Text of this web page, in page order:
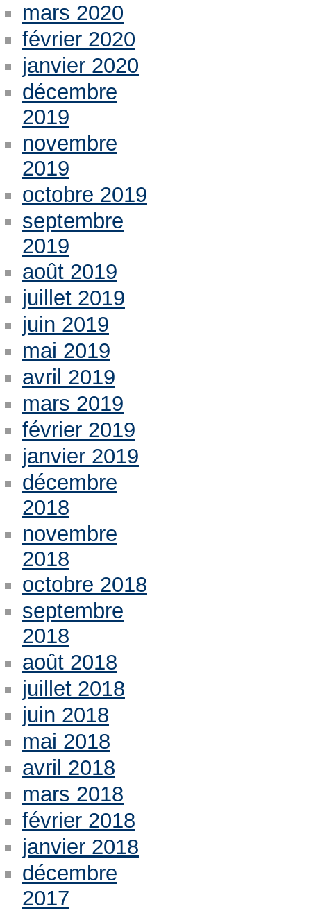
mars 2020
février 2020
janvier 2020
décembre
2019
novembre
2019
octobre 2019
septembre
2019
août 2019
juillet 2019
juin 2019
mai 2019
avril 2019
mars 2019
février 2019
janvier 2019
décembre
2018
novembre
2018
octobre 2018
septembre
2018
août 2018
juillet 2018
juin 2018
mai 2018
avril 2018
mars 2018
février 2018
janvier 2018
décembre
2017